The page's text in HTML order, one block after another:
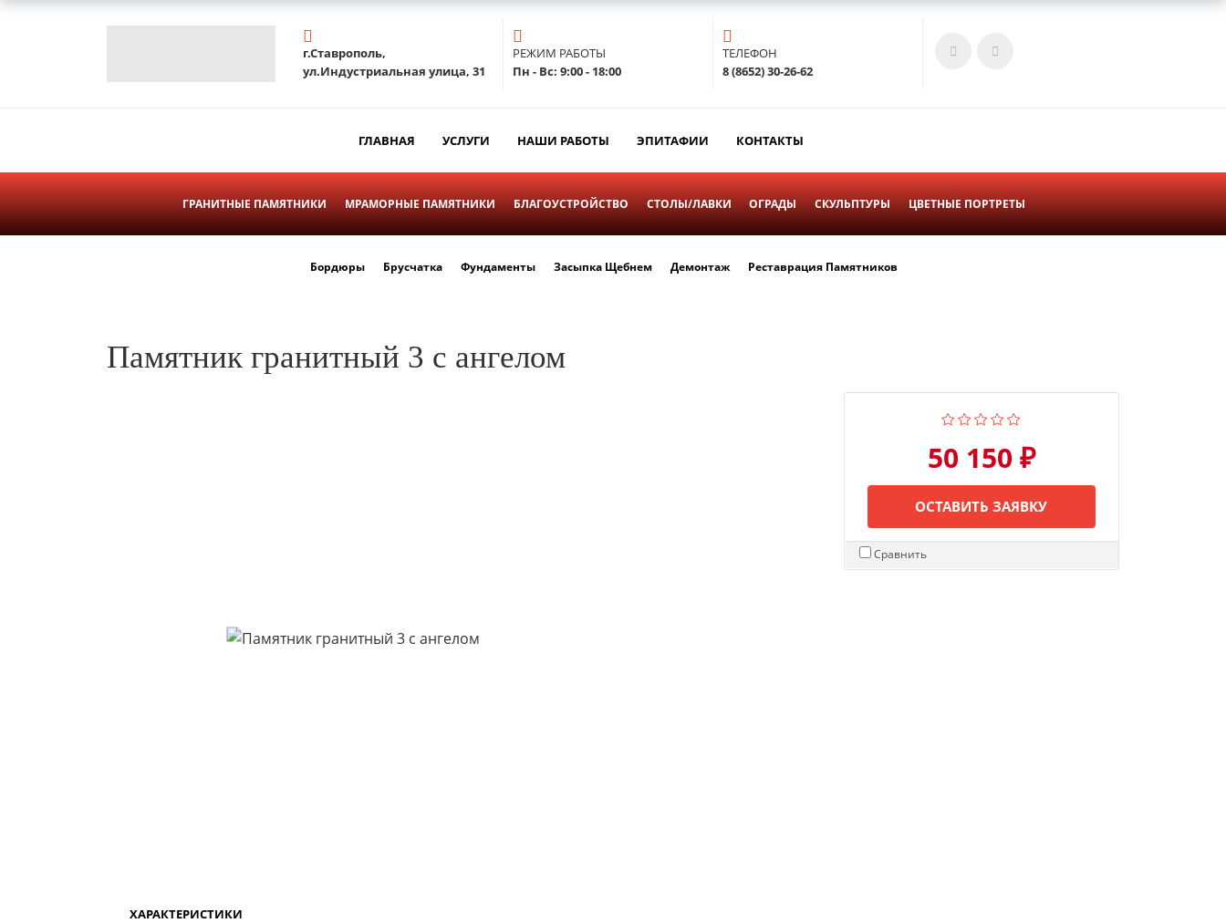
г.Ставрополь,
ул.Индустриальная улица, 31
РЕЖИМ РАБОТЫ
Пн - Вс: 9:00 - 18:00
ТЕЛЕФОН
8 (8652) 30-26-62
ГЛАВНАЯ УСЛУГИ НАШИ РАБОТЫ ЭПИТАФИИ КОНТАКТЫ
ГРАНИТНЫЕ ПАМЯТНИКИ МРАМОРНЫЕ ПАМЯТНИКИ БЛАГОУСТРОЙСТВО СТОЛЫ/ЛАВКИ ОГРАДЫ СКУЛЬПТУРЫ ЦВЕТНЫЕ ПОРТРЕТЫ
Бордюры Брусчатка Фундаменты Засыпка Щебнем Демонтаж Реставрация Памятников
Памятник гранитный 3 с ангелом
50 150 ₽
ОСТАВИТЬ ЗАЯВКУ
Сравнить
ХАРАКТЕРИСТИКИ